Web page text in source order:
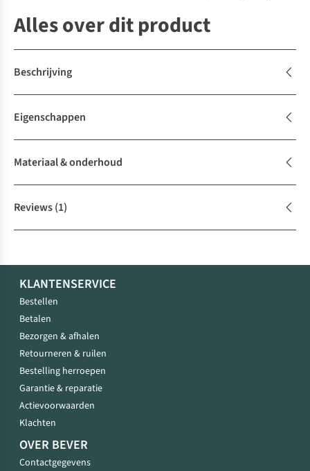
Alles over dit product
Beschrijving
Eigenschappen
Materiaal & onderhoud
Reviews(1)
KLANTENSERVICE
Bestellen
Betalen
Bezorgen & afhalen
Retourneren & ruilen
Bestelling herroepen
Garantie & reparatie
Actievoorwaarden
Klachten
OVER BEVER
Contactgegevens